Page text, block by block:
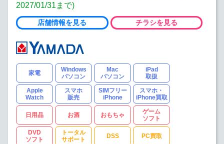
2027/01/31まで)
店舗情報を見る チラシを見る
家電
Windows
パソコン
Mac
パソコン
iPad
取扱
Apple
Watch
スマホ
販売
SIMフリー
iPhone
スマホ・
iPhone買取
日用品 お酒 おもちゃ
ゲーム
ソフト
DVD
ソフト
トータル
サポート
DSS PC買取